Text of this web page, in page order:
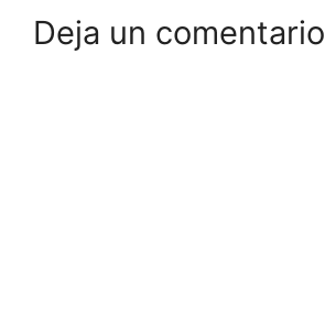
Deja un comentario